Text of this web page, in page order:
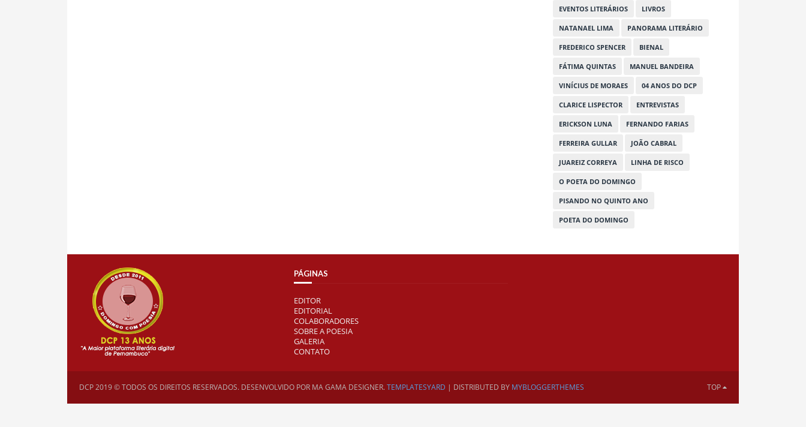
EVENTOS LITERÁRIOS LIVROS
NATANAEL LIMA PANORAMA LITERÁRIO
FREDERICO SPENCER BIENAL
FÁTIMA QUINTAS MANUEL BANDEIRA
VINÍCIUS DE MORAES 04 ANOS DO DCP
CLARICE LISPECTOR ENTREVISTAS
ERICKSON LUNA FERNANDO FARIAS
FERREIRA GULLAR JOÃO CABRAL
JUAREIZ CORREYA LINHA DE RISCO
O POETA DO DOMINGO
PISANDO NO QUINTO ANO
POETA DO DOMINGO
PÁGINAS
EDITOR
EDITORIAL
COLABORADORES
SOBRE A POESIA
GALERIA
CONTATO
DCP 2019 © TODOS OS DIREITOS RESERVADOS. DESENVOLVIDO POR MA GAMA DESIGNER.TEMPLATESYARD | DISTRIBUTED BY MYBLOGGERTHEMES TOP